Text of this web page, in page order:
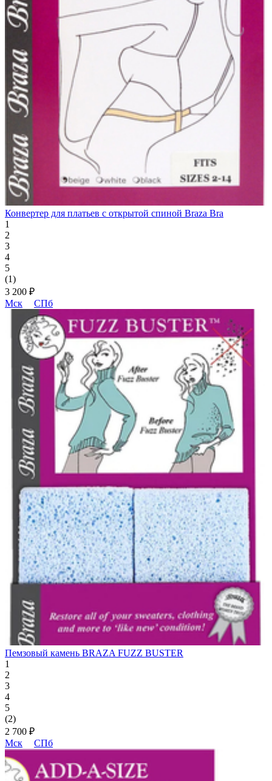
Конвертер для платьев с открытой спиной Braza Bra
1
2
3
4
5
(1)
3 200 ₽
Мск
СПб
Пемзовый камень BRAZA FUZZ BUSTER
1
2
3
4
5
(2)
2 700 ₽
Мск
СПб